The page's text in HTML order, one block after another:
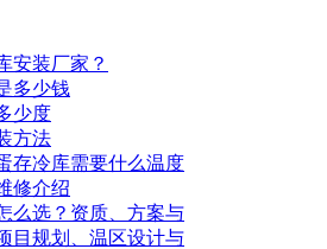
安装厂家？
多少钱
少度
方法
存冷库需要什么温度
修介绍
么选？资质、方案与
目规划、温区设计与